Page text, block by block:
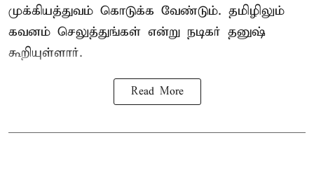
முக்கியத்துவம் கொடுக்க வேண்டும். தமிழிலும்
கவனம் செலுத்துங்கள் என்று நடிகர் தனுஷ்
கூறியுள்ளார்.
Read More